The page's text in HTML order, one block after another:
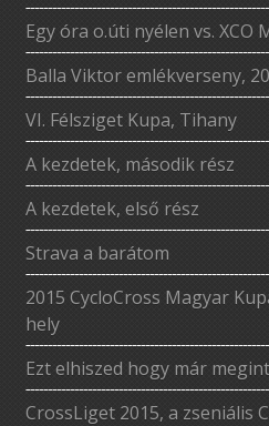
Egy óra o.úti nyélen vs. XCO
Balla Viktor emlékverseny,
VI. Félsziget Kupa, Tihany
A kezdetek, második rész
A kezdetek, első rész
Strava a barátom
2015 CycloCross Magyar
hely
Ezt elhiszed hogy már
CrossLiget 2015, a zseniális